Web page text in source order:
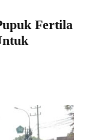
Fertila